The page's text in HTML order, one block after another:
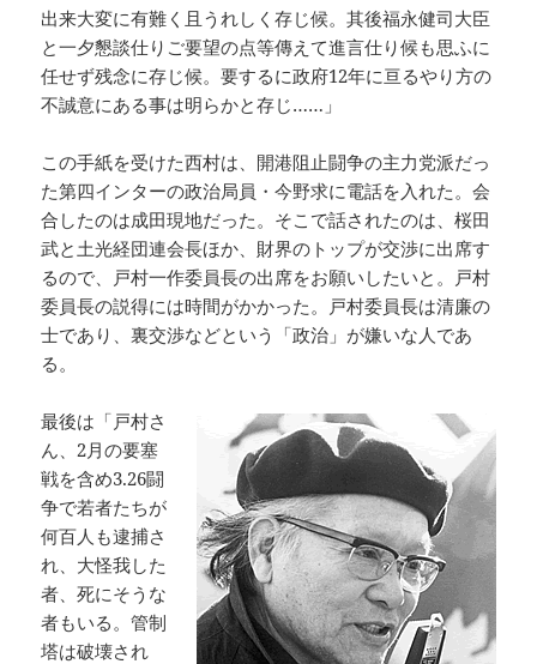
出来大変に有難く且うれしく存じ候。其後福永健司大臣
と一夕懇談仕りご要望の点等傳えて進言仕り候も思ふに
任せず残念に存じ候。要するに政府12年に亘るやり方の
不誠意にある事は明らかと存じ……」
この手紙を受けた西村は、開港阻止闘争の主力党派だっ
た第四インターの政治局員・今野求に電話を入れた。会
合したのは成田現地だった。そこで話されたのは、桜田
武と土光経団連会長ほか、財界のトップが交渉に出席す
るので、戸村一作委員長の出席をお願いしたいと。戸村
委員長の説得には時間がかかった。戸村委員長は清廉の
士であり、裏交渉などという「政治」が嫌いな人であ
る。
最後は「戸村さ
ん、2月の要塞
戦を含め3.26闘
争で若者たちが
何百人も逮捕さ
れ、大怪我した
者、死にそうな
者もいる。管制
塔は破壊され